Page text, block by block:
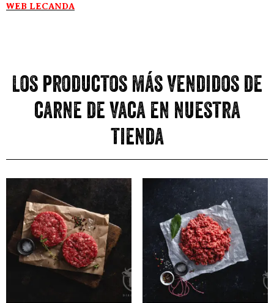
WEB LECANDA
Los productos más vendidos de
carne de vaca en nuestra
tienda